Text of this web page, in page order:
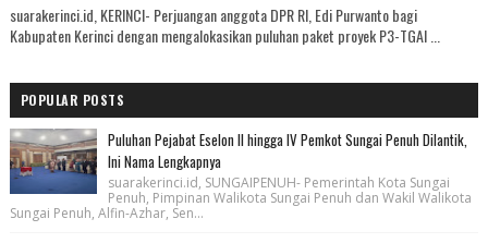
suarakerinci.id, KERINCI- Perjuangan anggota DPR RI, Edi Purwanto bagi
Kabupaten Kerinci dengan mengalokasikan puluhan paket proyek P3-TGAI ...
POPULAR POSTS
Puluhan Pejabat Eselon II hingga IV Pemkot Sungai Penuh Dilantik,
Ini Nama Lengkapnya
suarakerinci.id, SUNGAIPENUH- Pemerintah Kota Sungai
Penuh, Pimpinan Walikota Sungai Penuh dan Wakil Walikota
Sungai Penuh, Alfin-Azhar, Sen...